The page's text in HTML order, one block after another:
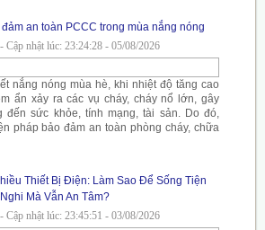
an toàn PCCC trong mùa nắng nóng
Cập nhật lúc: 23:24:28 - 05/08/2026
nắng nóng mùa hè, khi nhiệt độ tăng cao
ẩn xảy ra các vụ cháy, cháy nổ lớn, gây
đến sức khỏe, tính mạng, tài sản. Do đó,
pháp bảo đảm an toàn phòng cháy, chữa
Thiết Bị Điện: Làm Sao Để Sống Tiện
Nghi Mà Vẫn An Tâm?
Cập nhật lúc: 23:45:51 - 03/08/2026